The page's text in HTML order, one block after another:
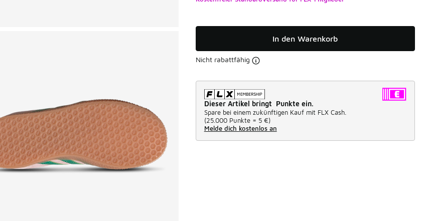
In den Warenkorb
Nicht rabattfähig
Dieser Artikel bringt Punkte ein.
Spare bei einem zukünftigen Kauf mit FLX Cash.
(25.000 Punkte = 5 €)
Melde dich kostenlos an